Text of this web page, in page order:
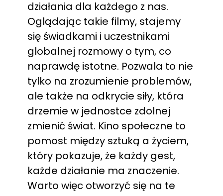
działania dla każdego z nas.
Oglądając takie filmy, stajemy
się świadkami i uczestnikami
globalnej rozmowy o tym, co
naprawdę istotne. Pozwala to nie
tylko na zrozumienie problemów,
ale także na odkrycie siły, która
drzemie w jednostce zdolnej
zmienić świat. Kino społeczne to
pomost między sztuką a życiem,
który pokazuje, że każdy gest,
każde działanie ma znaczenie.
Warto więc otworzyć się na te